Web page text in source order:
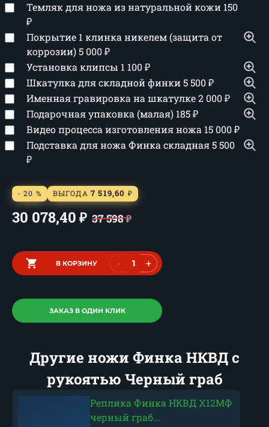
Темляк для ножа из натуральной кожи 150
₽
Покрытие 1 клинка никелем (защита от
коррозии)5 000₽
Установка клипсы 1 100₽
Шкатулка для складной финки 5 500₽
Именная гравировка на шкатулке2 000₽
Подарочная упаковка (малая) 185₽
Видео процесса изготовления ножа 15 000₽
Подставка для ножа Финка складная5 500
₽
- 20 % ВЫГОДА 7 519,60 ₽
30 078,40 ₽ 37 598₽
В КОРЗИНУ - +
ЗАКАЗ В ОДИН КЛИК
Другие ножи Финка НКВД с
рукоятью Черный граб
Реплика Финка НКВД Х12МФ
черный граб...